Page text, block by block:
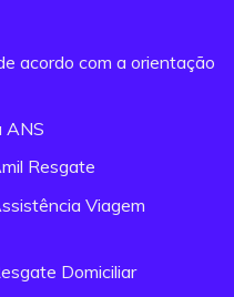
acordo com a orientação
ANS
Resgate
Viagem
Domiciliar